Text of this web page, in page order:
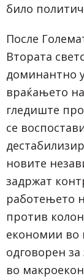
било
После
Втората
доминантно
враќањето
гледиште
се
новите
задржат
работењето
против
економии во
одговорен
во